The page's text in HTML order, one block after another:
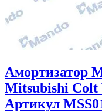
Амортизатор
Mitsubishi Colt
Артикул